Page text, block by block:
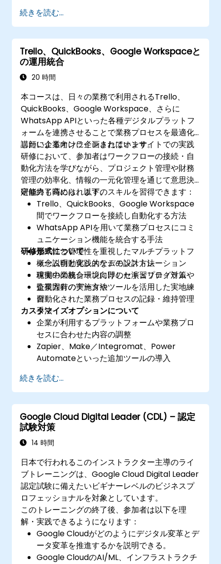
パフォーマンス向上を目的としたクエリ最適
化手法を実践できる。
BigQueryを他のGoogle Cloudサービスと連
携させられる。
続きを読む...
Trello、QuickBooks、Google Workspaceと
の運用統合
20 時間
本コースは、日々の業務で利用されるTrello、
QuickBooks、Google Workspace、さらに
WhatsApp APIといった各種デジタルプラットフ
ォームを連携させることで業務プロセスを最適化
したい企業向けに企画されています。
講師によるオンラインまたはオンサイトでの実践
研修において、参加者はワークフローの接続・自
動化方法を学びながら、プロジェクト管理や財務
管理の効率化、情報の一元化管理を通じて意思決
定能力も高められます。
研修終了時には、以下のスキルを習得できます：
Trello、QuickBooks、Google Workspace
間でワークフローを接続し自動化する方法
WhatsApp APIを用いて業務プロセスにコミ
ュニケーション機能を統合する手法
効率性と管理性を重視したマルチプラットフ
ォーム自動化システムの設計方法
稼働中の統合環境向けのセキュリティ対策や
監視方針の実施方法
自動化された業務プロセスの記録・維持管理
手法
研修形式について
概念説明と実践的なデモンストレーション
現実の業務シーンに即した演習プログラム
企業固有のデータやツールを活用した実地練
習
カスタマイズオプションについて
企業が利用するプラットフォームや業務プロ
セスに合わせた内容の調整
Zapier、Make／Integromat、Power
Automateといった追加ツールの導入
設計支援
続きを読む...
Google Cloud Digital Leader (CDL) – 認定
試験対策
14 時間
日本で行われるこのインストラクター主導のライ
ブトレーニングは、Google Cloud Digital Leader
認定試験に備えたいビギナーレベルのビジネスプ
ロフェッショナルを対象としています。
このトレーニングの終了後、参加者は以下を理
解・実践できるようになります：
Google Cloudがどのようにデジタル変革とデ
ータ変革を推進するかを説明できる。
Google CloudのAI/ML、インフラストラクチ